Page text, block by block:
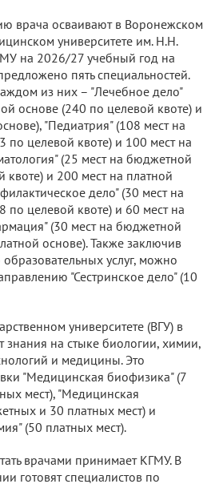
врача осваивают в Воронежском
университете им. Н.Н.
на 2026/27 учебный год на
пять специальностей.
из них – "Лечебное дело"
основе (240 по целевой квоте) и
"Педиатрия" (108 мест на
целевой квоте) и 100 мест на
(25 мест на бюджетной
квоте) и 200 мест на платной
дело" (30 мест на
целевой квоте) и 60 мест на
(30 мест на бюджетной
основе). Также заключив
услуг, можно
"Сестринское дело" (10
университете (ВГУ) в
знания на стыке биологии, химии,
и медицины. Это
"Медицинская биофизика" (7
мест), "Медицинская
и 30 платных мест) и
(50 платных мест).
врачами принимает КГМУ. В
готовят специалистов по